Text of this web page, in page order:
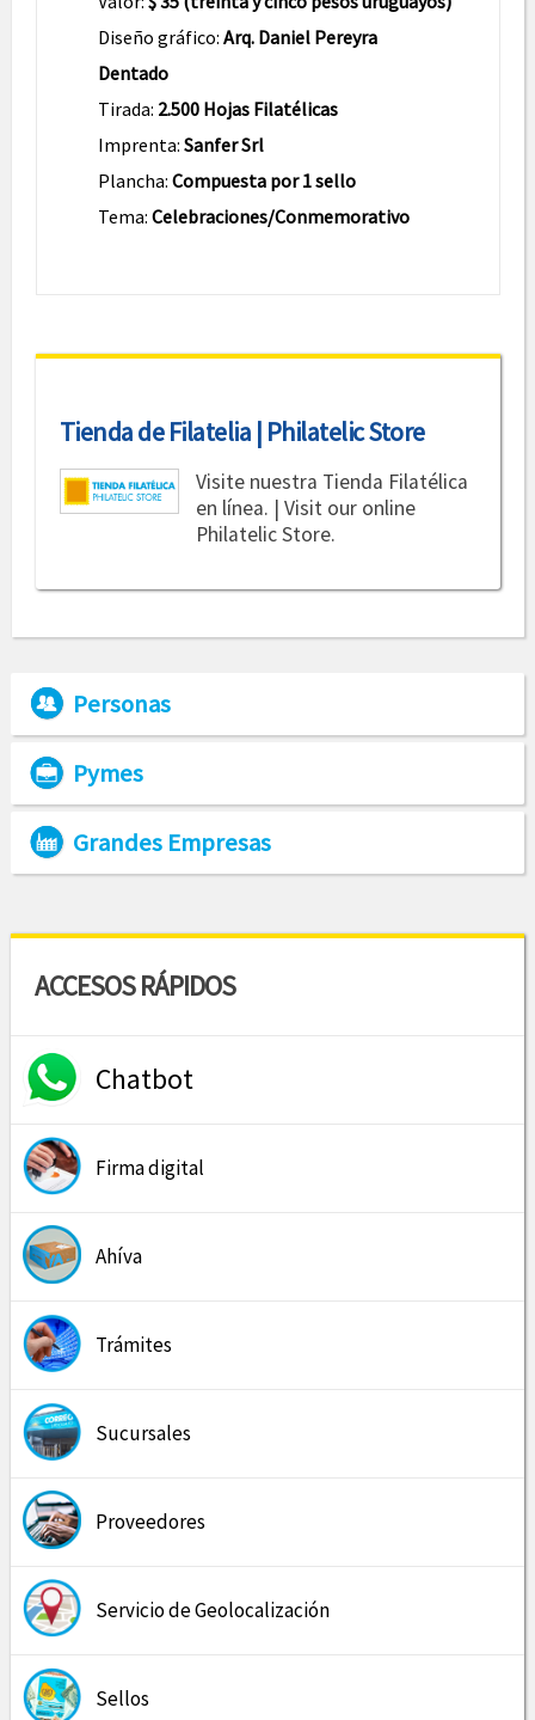
Diseño gráfico: Arq. Daniel Pereyra
Dentado
Tirada: 2.500 Hojas Filatélicas
Imprenta: Sanfer Srl
Plancha: Compuesta por 1 sello
Tema: Celebraciones/Conmemorativo
Tienda de Filatelia | Philatelic Store
Visite nuestra Tienda Filatélica
en línea. | Visit our online
Philatelic Store.
Personas
Pymes
Grandes Empresas
ACCESOS RÁPIDOS
Chatbot
Firma digital
Ahíva
Trámites
Sucursales
Proveedores
Servicio de Geolocalización
Sellos